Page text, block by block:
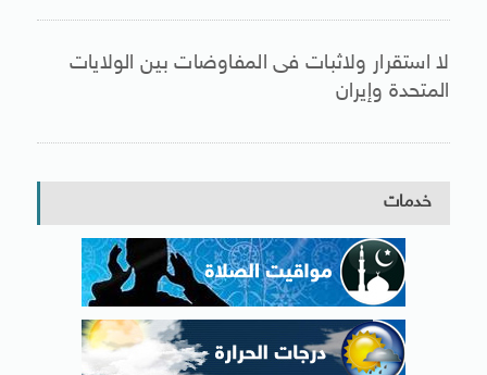
لا استقرار ولاثبات فى المفاوضات بين الولايات
المتحدة وإيران
خدمات